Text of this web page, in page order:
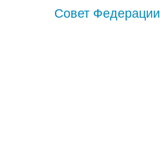
Совет Федерации